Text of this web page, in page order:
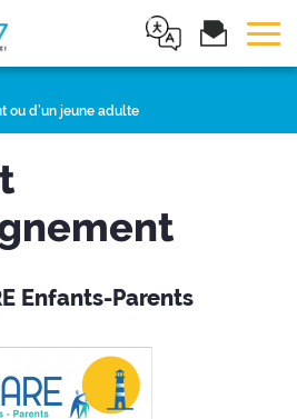
ou d’un jeune adulte
Enfants-Parents